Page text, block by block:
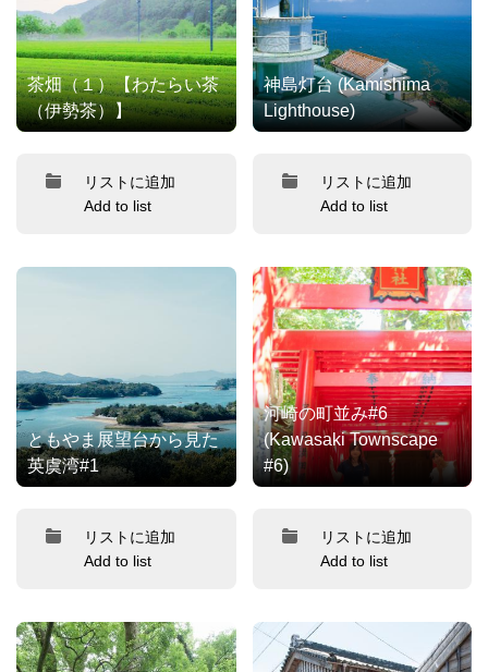
茶畑（１）【わたらい茶
（伊勢茶）】
リストに追加
Add to list
神島灯台 (Kamishima
Lighthouse)
リストに追加
Add to list
ともやま展望台から見た
英虞湾#1
リストに追加
Add to list
河崎の町並み#6
(Kawasaki Townscape
#6)
リストに追加
Add to list